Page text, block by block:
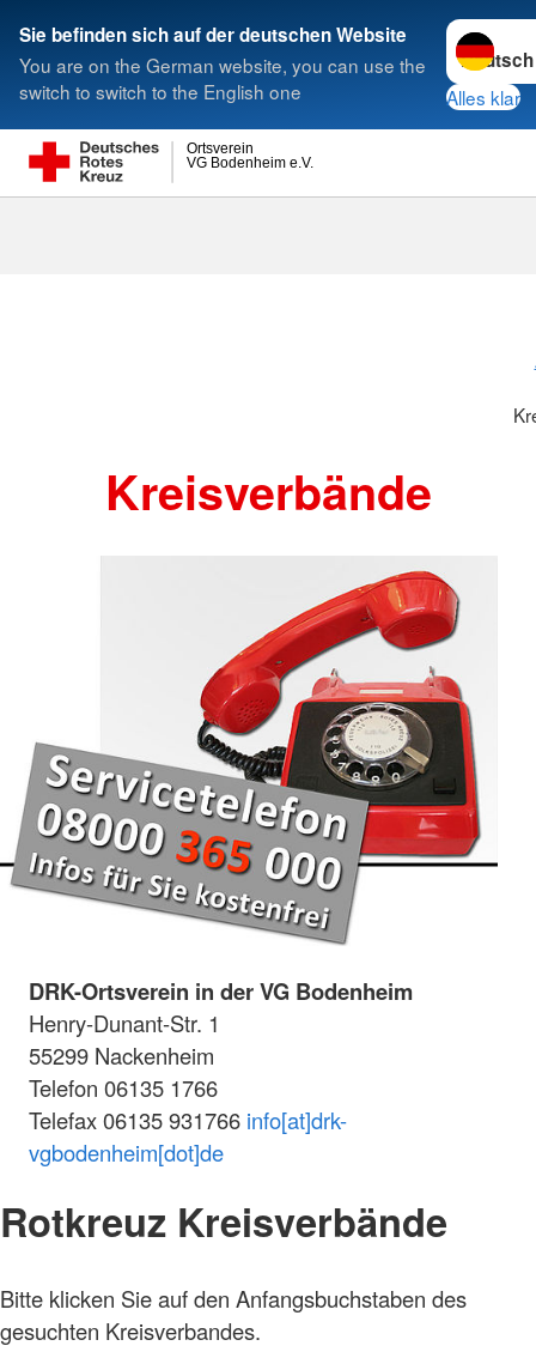
Sie befinden sich auf der deutschen Website
You are on the German website, you can use the
switch to switch to the English one
Sprache
Alles klar
VG Bodenheim e.V.
Ortsverein
Suche
Kreisverbände
DRK-Ortsverein in der VG Bodenheim
Henry-Dunant-Str. 1
55299 Nackenheim
Telefon 06135 1766
Telefax 06135 931766 info[at]drk-
vgbodenheim[dot]de
Rotkreuz Kreisverbände
Bitte klicken Sie auf den Anfangsbuchstaben des
gesuchten Kreisverbandes.